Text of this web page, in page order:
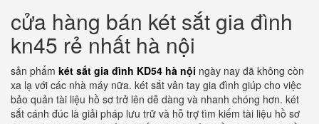
cửa hàng bán két sắt gia đình
kn45 rẻ nhất hà nội
sản phẩm két sắt gia đình KD54 hà nội ngày nay đã không còn
xa lạ với các nhà máy nữa. két sắt vân tay gia đình giúp cho việc
bảo quản tài liệu hồ sơ trở lên dễ dàng và nhanh chóng hơn. két
sắt cánh đúc là giải pháp lưu trữ và hỗ trợ tìm kiếm tài liệu hồ sơ